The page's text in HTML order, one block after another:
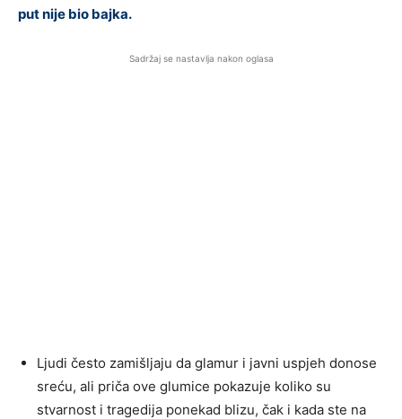
put nije bio bajka.
Sadržaj se nastavlja nakon oglasa
Ljudi često zamišljaju da glamur i javni uspjeh donose
sreću, ali priča ove glumice pokazuje koliko su
stvarnost i tragedija ponekad blizu, čak i kada ste na